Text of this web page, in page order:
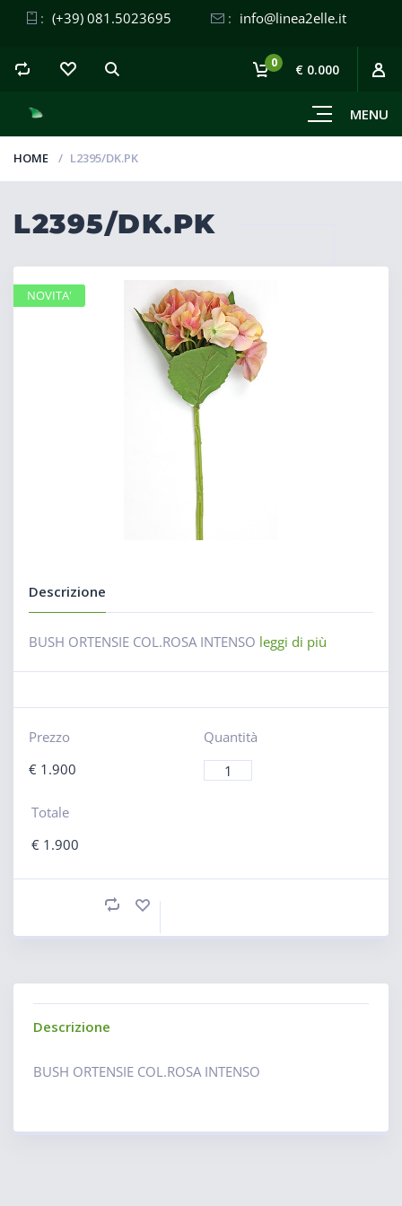
: (+39) 081.5023695 : info@linea2elle.it
MENU
0 € 0.000
HOME L2395/DK.PK
L2395/DK.PK
Descrizione
BUSH ORTENSIE COL.ROSA INTENSO leggi di più
Prezzo
€1.900
Quantità
Totale
€1.900
NOVITA'
Descrizione
BUSH ORTENSIE COL.ROSA INTENSO